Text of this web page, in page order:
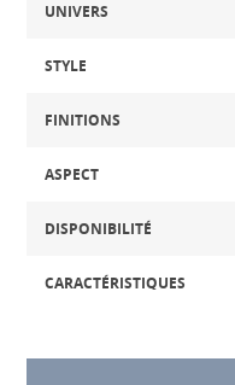
UNIVERS
STYLE
FINITIONS
ASPECT
DISPONIBILITÉ
CARACTÉRISTIQUES